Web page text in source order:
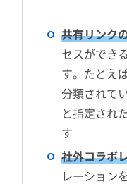
共有リンク
セスができ
す。たとえ
分類されて
と指定され
す
社外コラボ
レーション